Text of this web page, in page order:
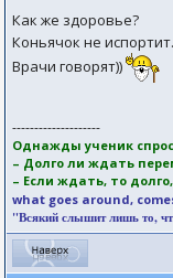
Как же здоровье?
Коньячок не испортит.
Врачи говорят))
--------------------
Однажды ученик
– Долго ли ждать
– Если ждать, то
what goes around,
"Всякий слышит лишь то,